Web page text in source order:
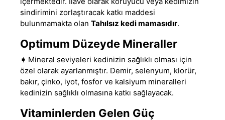
sindirimini zorlaştıracak katkı maddesi
bulunmamakta olan Tahılsız kedi mamasıdır.
Optimum Düzeyde Mineraller
➧ Mineral seviyeleri kedinizin sağlıklı olması için
özel olarak ayarlanmıştır. Demir, selenyum, klorür,
bakır, çinko, iyot, fosfor ve kalsiyum mineralleri
kedinizin sağlıklı olmasına katkı sağlayacak.
Vitaminlerden Gelen Güç